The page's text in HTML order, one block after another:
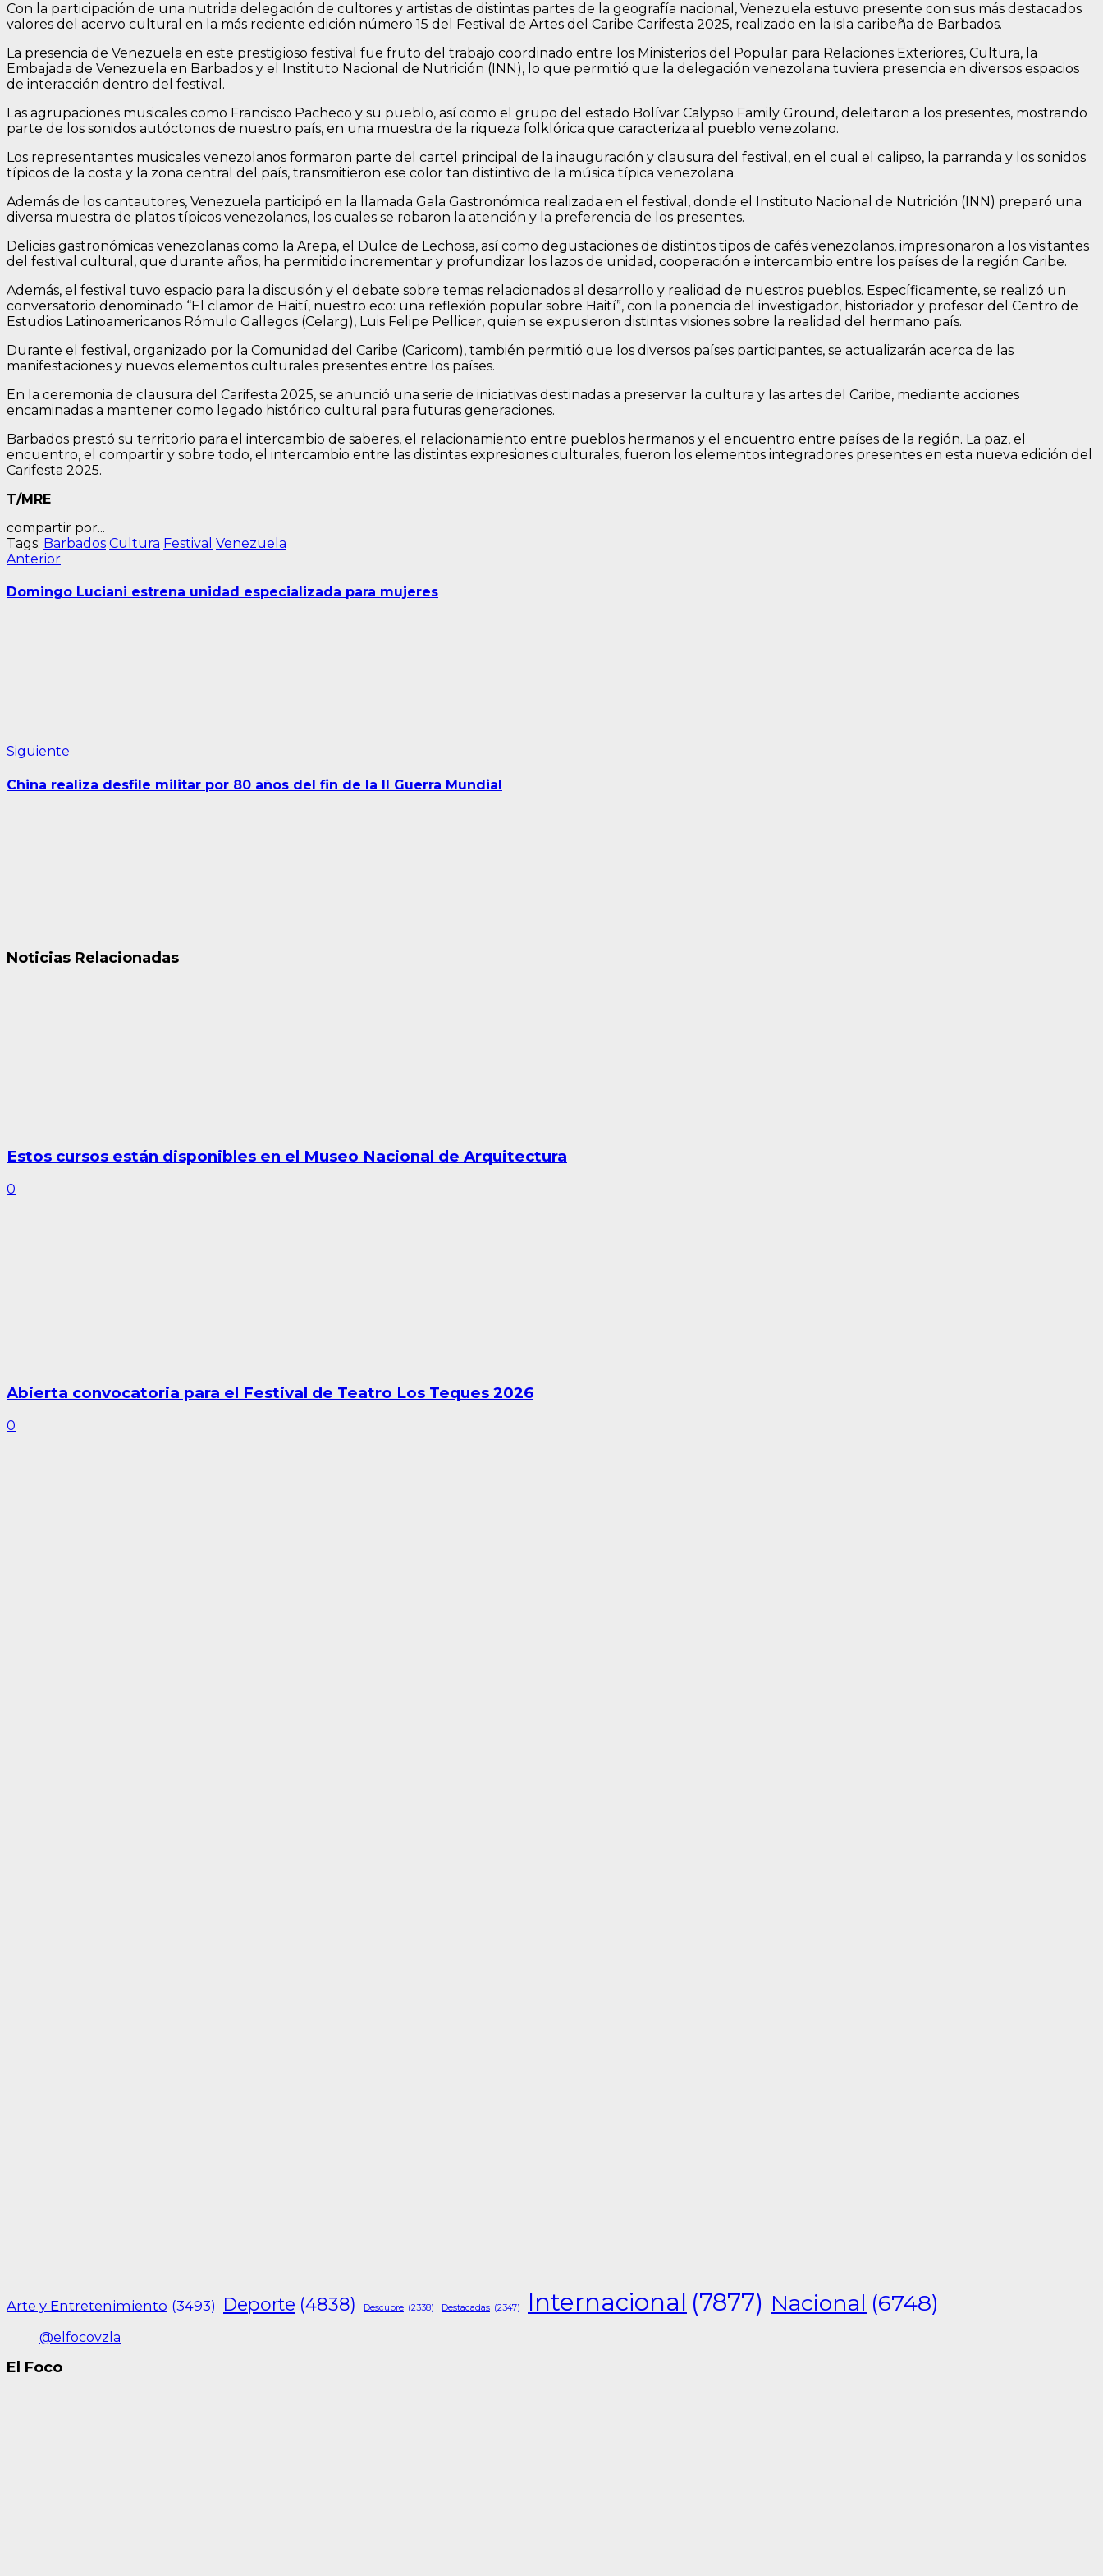
Con la participación de una nutrida delegación de cultores y artistas de distintas partes de la geografía nacional, Venezuela estuvo presente con sus más destacados
valores del acervo cultural en la más reciente edición número 15 del Festival de Artes del Caribe Carifesta 2025, realizado en la isla caribeña de Barbados.
La presencia de Venezuela en este prestigioso festival fue fruto del trabajo coordinado entre los Ministerios del Popular para Relaciones Exteriores, Cultura, la
Embajada de Venezuela en Barbados y el Instituto Nacional de Nutrición (INN), lo que permitió que la delegación venezolana tuviera presencia en diversos espacios
de interacción dentro del festival.
Las agrupaciones musicales como Francisco Pacheco y su pueblo, así como el grupo del estado Bolívar Calypso Family Ground, deleitaron a los presentes, mostrando
parte de los sonidos autóctonos de nuestro país, en una muestra de la riqueza folklórica que caracteriza al pueblo venezolano.
Los representantes musicales venezolanos formaron parte del cartel principal de la inauguración y clausura del festival, en el cual el calipso, la parranda y los sonidos
típicos de la costa y la zona central del país, transmitieron ese color tan distintivo de la música típica venezolana.
Además de los cantautores, Venezuela participó en la llamada Gala Gastronómica realizada en el festival, donde el Instituto Nacional de Nutrición (INN) preparó una
diversa muestra de platos típicos venezolanos, los cuales se robaron la atención y la preferencia de los presentes.
Delicias gastronómicas venezolanas como la Arepa, el Dulce de Lechosa, así como degustaciones de distintos tipos de cafés venezolanos, impresionaron a los visitantes
del festival cultural, que durante años, ha permitido incrementar y profundizar los lazos de unidad, cooperación e intercambio entre los países de la región Caribe.
Además, el festival tuvo espacio para la discusión y el debate sobre temas relacionados al desarrollo y realidad de nuestros pueblos. Específicamente, se realizó un
conversatorio denominado “El clamor de Haití, nuestro eco: una reflexión popular sobre Haití”, con la ponencia del investigador, historiador y profesor del Centro de
Estudios Latinoamericanos Rómulo Gallegos (Celarg), Luis Felipe Pellicer, quien se expusieron distintas visiones sobre la realidad del hermano país.
Durante el festival, organizado por la Comunidad del Caribe (Caricom), también permitió que los diversos países participantes, se actualizarán acerca de las
manifestaciones y nuevos elementos culturales presentes entre los países.
En la ceremonia de clausura del Carifesta 2025, se anunció una serie de iniciativas destinadas a preservar la cultura y las artes del Caribe, mediante acciones
encaminadas a mantener como legado histórico cultural para futuras generaciones.
Barbados prestó su territorio para el intercambio de saberes, el relacionamiento entre pueblos hermanos y el encuentro entre países de la región. La paz, el
encuentro, el compartir y sobre todo, el intercambio entre las distintas expresiones culturales, fueron los elementos integradores presentes en esta nueva edición del
Carifesta 2025.
T/MRE
compartir por...
Tags: Barbados Cultura Festival Venezuela
Navegación
de
AnteriorEntrada
Domingo Luciani estrena unidad especializada para mujeres
Siguiente
China realiza desfile militar por 80 años del fin de la II Guerra Mundial
Noticias Relacionadas
Estos cursos están disponibles en el Museo Nacional de Arquitectura
0
Abierta convocatoria para el Festival de Teatro Los Teques 2026
0
Arte y Entretenimiento (3493) Deporte (4838) Descubre (2338) Destacadas (2347) Internacional (7877) Nacional (6748)
@elfocovzla
El Foco